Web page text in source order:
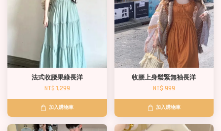
法式收腰果綠長洋
NT$ 1,299
加入購物車
收腰上身鬆緊無袖長洋
NT$ 999
加入購物車